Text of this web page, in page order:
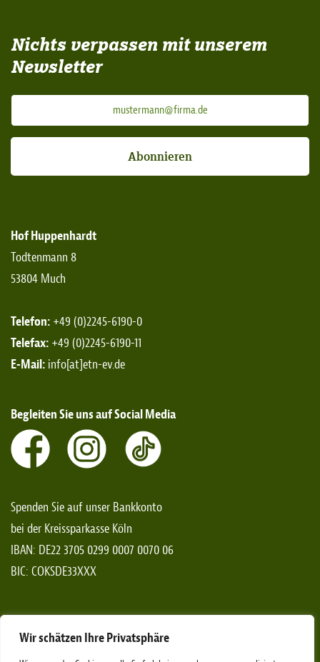
Wir schätzen Ihre Privatsphäre
Nichts verpassen mit unserem
Newsletter
Abonnieren
Hof Huppenhardt
Todtenmann 8
53804 Much
Telefon: +49 (0)2245-6190-0
Telefax: +49 (0)2245-6190-11
E-Mail: info[at]etn-ev.de
Begleiten Sie uns auf Social Media
Spenden Sie auf unser Bankkonto
bei der Kreissparkasse Köln
IBAN: DE22 3705 0299 0007 0070 06
BIC: COKSDE33XXX
*Spendenaufrufe gelten nicht für das Bundesgebiet von
Rheinland-Pfalz